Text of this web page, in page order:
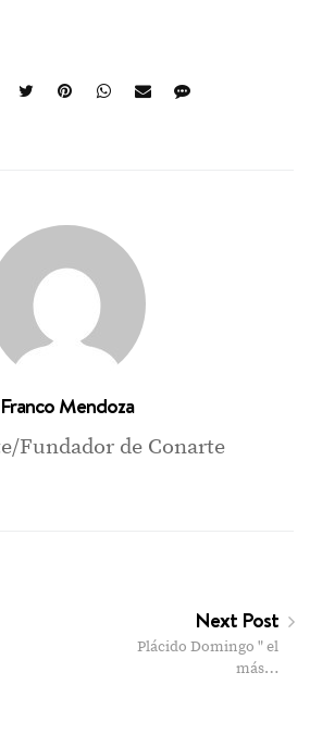
Franco Mendoza
Fundador de Conarte
Next Post
Plácido Domingo " el
más…